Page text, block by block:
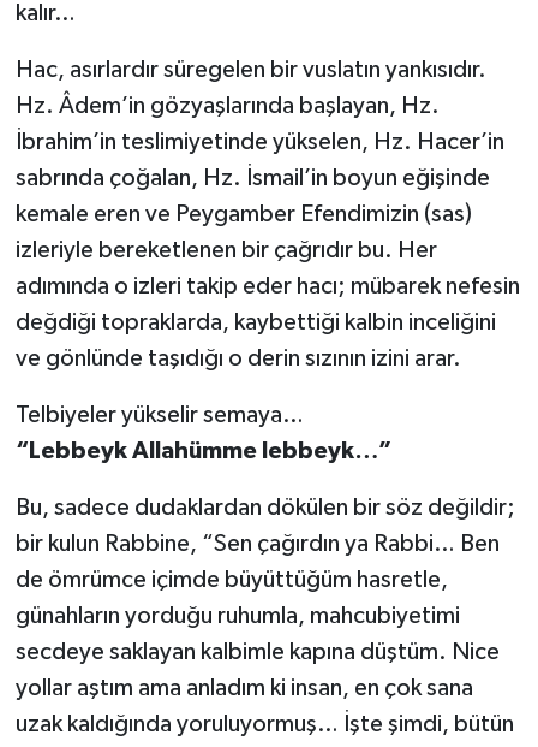
kalır…
Hac, asırlardır süregelen bir vuslatın yankısıdır.
Hz. Âdem’in gözyaşlarında başlayan, Hz.
İbrahim’in teslimiyetinde yükselen, Hz. Hacer’in
sabrında çoğalan, Hz. İsmail’in boyun eğişinde
kemale eren ve Peygamber Efendimizin (sas)
izleriyle bereketlenen bir çağrıdır bu. Her
adımında o izleri takip eder hacı; mübarek nefesin
değdiği topraklarda, kaybettiği kalbin inceliğini
ve gönlünde taşıdığı o derin sızının izini arar.
Telbiyeler yükselir semaya…
“Lebbeyk Allahümme lebbeyk…”
Bu, sadece dudaklardan dökülen bir söz değildir;
bir kulun Rabbine, “Sen çağırdın ya Rabbi… Ben
de ömrümce içimde büyüttüğüm hasretle,
günahların yorduğu ruhumla, mahcubiyetimi
secdeye saklayan kalbimle kapına düştüm. Nice
yollar aştım ama anladım ki insan, en çok sana
uzak kaldığında yoruluyormuş… İşte şimdi, bütün
Diyarbakır Müftülüğü
Düzce Müftülüğü
Edirne Müftülüğü
Elazığ Müftülüğü
Erzincan Müftülüğü
Erzurum Müftülüğü
Gaziantep Müftülüğü
Gümüşhane Müftülüğü
Hakkari Müftülüğü
İhtida Haberleri
YAŞAM